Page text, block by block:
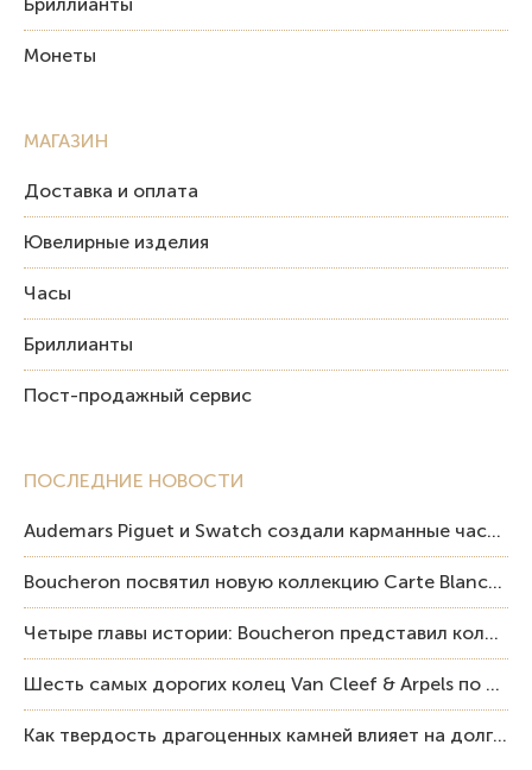
Монеты
ПОСЛЕДНИЕ НОВОСТИ
Audemars Piguet и Swatch создали карманные часы в эстетике Royal Oak и Pop Art
Boucheron посвятил новую коллекцию Carte Blanche Human Being человеку и силе мастерства
Четыре главы истории: Boucheron представил коллекцию «Nom: Boucheron, Prénom: Frédéric»
Шесть самых дорогих колец Van Cleef & Arpels по итогам аукционов Sotheby’s
Как твердость драгоценных камней влияет на долговечность ювелирных изделий
МАГАЗИН
Доставка и оплата
Ювелирные изделия
Часы
Бриллианты
Пост-продажный сервис